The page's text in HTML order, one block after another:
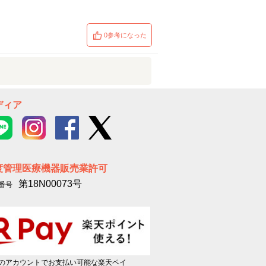
0参考になった
ィア
管理医療機器販売業許可
号 第18N00073号
アカウントでお支払い可能な楽天ペイ